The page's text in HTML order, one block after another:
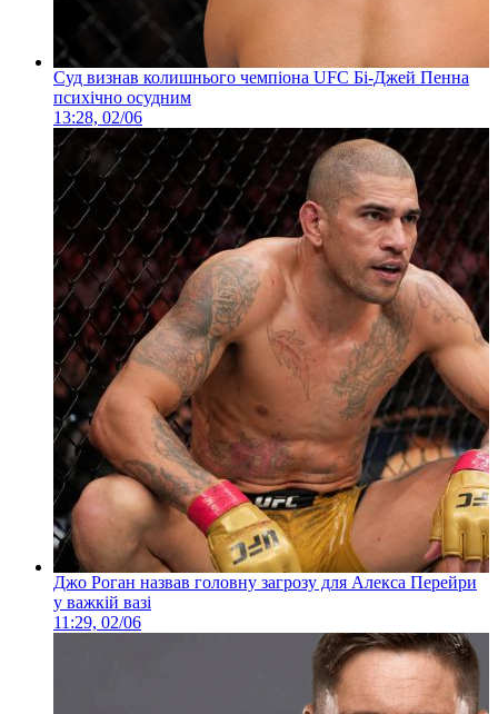
Суд визнав колишнього чемпіона UFC Бі-Джей Пенна
психічно осудним
13:28, 02/06
Джо Роган назвав головну загрозу для Алекса Перейри
у важкій вазі
11:29, 02/06